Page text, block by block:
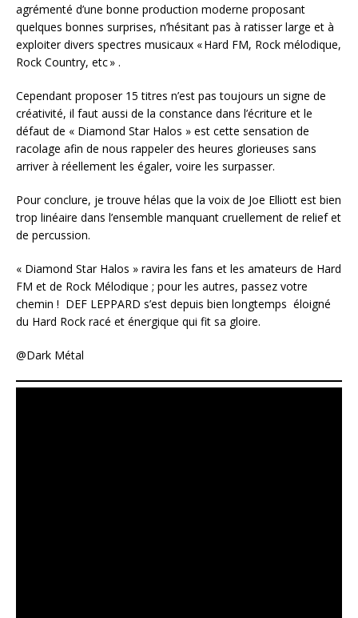
agrémenté d’une bonne production moderne proposant
quelques bonnes surprises, n’hésitant pas à ratisser large et à
exploiter divers spectres musicaux « Hard FM, Rock mélodique,
Rock Country, etc » .
Cependant proposer 15 titres n’est pas toujours un signe de
créativité, il faut aussi de la constance dans l’écriture et le
défaut de « Diamond Star Halos » est cette sensation de
racolage afin de nous rappeler des heures glorieuses sans
arriver à réellement les égaler, voire les surpasser.
Pour conclure, je trouve hélas que la voix de Joe Elliott est bien
trop linéaire dans l’ensemble manquant cruellement de relief et
de percussion.
« Diamond Star Halos » ravira les fans et les amateurs de Hard
FM et de Rock Mélodique ; pour les autres, passez votre
chemin ! DEF LEPPARD s’est depuis bien longtemps éloigné
du Hard Rock racé et énergique qui fit sa gloire.
@Dark Métal